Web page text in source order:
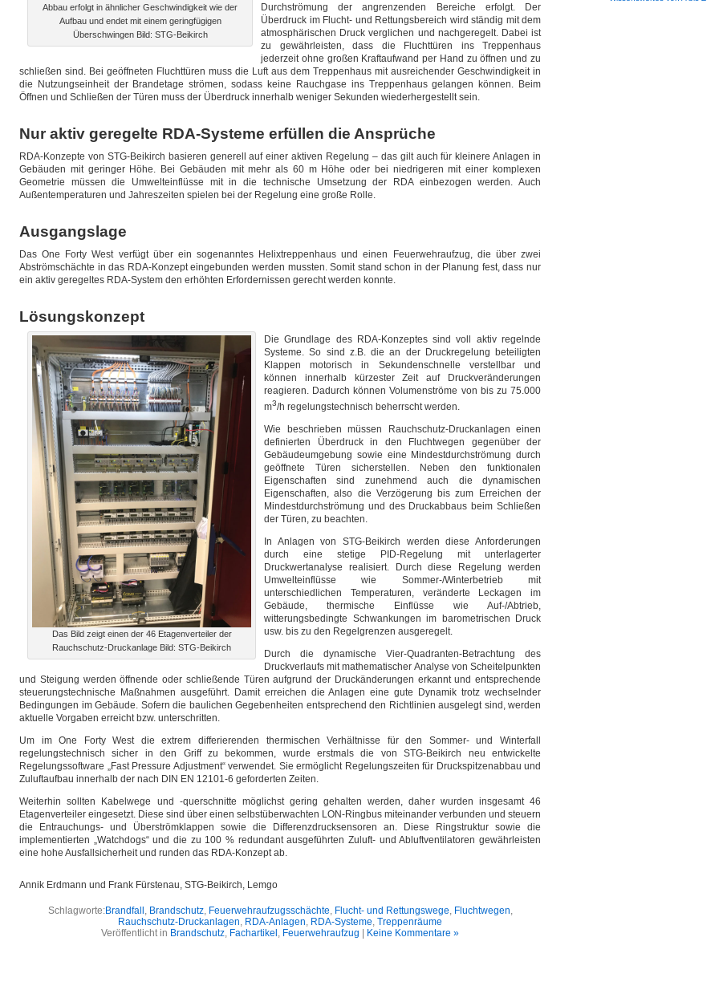
Abbau erfolgt in ähnlicher Geschwindigkeit wie der
Aufbau und endet mit einem geringfügigen
Überschwingen Bild: STG-Beikirch
Durchströmung der angrenzenden Bereiche erfolgt. Der
Überdruck im Flucht- und Rettungsbereich wird ständig mit dem
atmosphärischen Druck verglichen und nachgeregelt. Dabei ist
zu gewährleisten, dass die Fluchttüren ins Treppenhaus
jederzeit ohne großen Kraftaufwand per Hand zu öffnen und zu
schließen sind. Bei geöffneten Fluchttüren muss die Luft aus dem Treppenhaus mit ausreichender Geschwindigkeit in
die Nutzungseinheit der Brandetage strömen, sodass keine Rauchgase ins Treppenhaus gelangen können. Beim
Öffnen und Schließen der Türen muss der Überdruck innerhalb weniger Sekunden wiederhergestellt sein.
Nur aktiv geregelte RDA-Systeme erfüllen die Ansprüche
RDA-Konzepte von STG-Beikirch basieren generell auf einer aktiven Regelung – das gilt auch für kleinere Anlagen in
Gebäuden mit geringer Höhe. Bei Gebäuden mit mehr als 60 m Höhe oder bei niedrigeren mit einer komplexen
Geometrie müssen die Umwelteinflüsse mit in die technische Umsetzung der RDA einbezogen werden. Auch
Außentemperaturen und Jahreszeiten spielen bei der Regelung eine große Rolle.
Ausgangslage
Das One Forty West verfügt über ein sogenanntes Helixtreppenhaus und einen Feuerwehraufzug, die über zwei
Abströmschächte in das RDA-Konzept eingebunden werden mussten. Somit stand schon in der Planung fest, dass nur
ein aktiv geregeltes RDA-System den erhöhten Erfordernissen gerecht werden konnte.
Lösungskonzept
Das Bild zeigt einen der 46 Etagenverteiler der
Rauchschutz-Druckanlage Bild: STG-Beikirch
Die Grundlage des RDA-Konzeptes sind voll aktiv regelnde
Systeme. So sind z.B. die an der Druckregelung beteiligten
Klappen motorisch in Sekundenschnelle verstellbar und
können innerhalb kürzester Zeit auf Druckveränderungen
reagieren. Dadurch können Volumenströme von bis zu 75.000
m3/h regelungstechnisch beherrscht werden.
Wie beschrieben müssen Rauchschutz-Druckanlagen einen
definierten Überdruck in den Fluchtwegen gegenüber der
Gebäudeumgebung sowie eine Mindestdurchströmung durch
geöffnete Türen sicherstellen. Neben den funktionalen
Eigenschaften sind zunehmend auch die dynamischen
Eigenschaften, also die Verzögerung bis zum Erreichen der
Mindestdurchströmung und des Druckabbaus beim Schließen
der Türen, zu beachten.
In Anlagen von STG-Beikirch werden diese Anforderungen
durch eine stetige PID-Regelung mit unterlagerter
Druckwertanalyse realisiert. Durch diese Regelung werden
Umwelteinflüsse wie Sommer-/Winterbetrieb mit
unterschiedlichen Temperaturen, veränderte Leckagen im
Gebäude, thermische Einflüsse wie Auf-/Abtrieb,
witterungsbedingte Schwankungen im barometrischen Druck
usw. bis zu den Regelgrenzen ausgeregelt.
Durch die dynamische Vier-Quadranten-Betrachtung des
Druckverlaufs mit mathematischer Analyse von Scheitelpunkten
und Steigung werden öffnende oder schließende Türen aufgrund der Druckänderungen erkannt und entsprechende
steuerungstechnische Maßnahmen ausgeführt. Damit erreichen die Anlagen eine gute Dynamik trotz wechselnder
Bedingungen im Gebäude. Sofern die baulichen Gegebenheiten entsprechend den Richtlinien ausgelegt sind, werden
aktuelle Vorgaben erreicht bzw. unterschritten.
Um im One Forty West die extrem differierenden thermischen Verhältnisse für den Sommer- und Winterfall
regelungstechnisch sicher in den Griff zu bekommen, wurde erstmals die von STG-Beikirch neu entwickelte
Regelungssoftware „Fast Pressure Adjustment“ verwendet. Sie ermöglicht Regelungszeiten für Druckspitzenabbau und
Zuluftaufbau innerhalb der nach DIN EN 12101-6 geforderten Zeiten.
Weiterhin sollten Kabelwege und -querschnitte möglichst gering gehalten werden, daher wurden insgesamt 46
Etagenverteiler eingesetzt. Diese sind über einen selbstüberwachten LON-Ringbus miteinander verbunden und steuern
die Entrauchungs- und Überströmklappen sowie die Differenzdrucksensoren an. Diese Ringstruktur sowie die
implementierten „Watchdogs“ und die zu 100 % redundant ausgeführten Zuluft- und Abluftventilatoren gewährleisten
eine hohe Ausfallsicherheit und runden das RDA-Konzept ab.
Annik Erdmann und Frank Fürstenau, STG-Beikirch, Lemgo
Schlagworte:Brandfall , Brandschutz, Feuerwehraufzugsschächte, Flucht- und Rettungswege, Fluchtwegen,
Rauchschutz-Druckanlagen, RDA-Anlagen, RDA-Systeme, Treppenräume
Veröffentlicht in Brandschutz, Fachartikel , Feuerwehraufzug Keine Kommentare »